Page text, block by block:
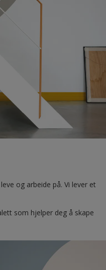
og arbeide på. Vi lever et
som hjelper deg å skape